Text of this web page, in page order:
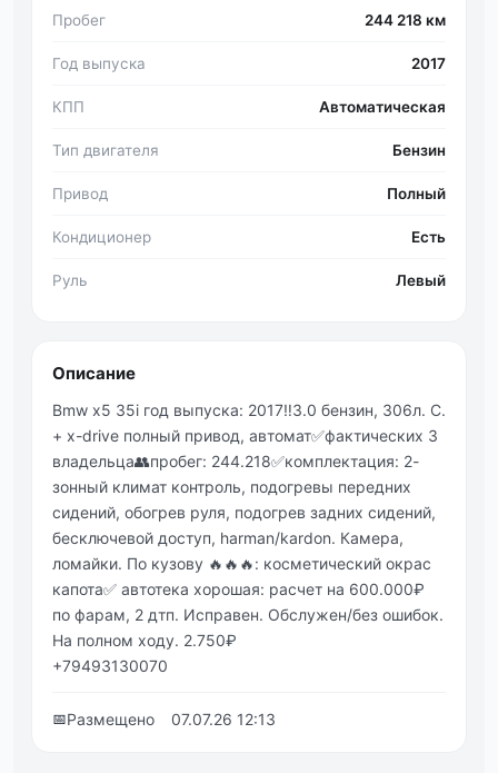
Пробег 244 218 км
Год выпуска 2017
КПП Автоматическая
Тип двигателя Бензин
Привод Полный
Кондиционер Есть
Руль Левый
Описание
Bmw x5 35i год выпуска: 2017‼️3.0 бензин, 306л. С.
+ x-drive полный привод, автомат✅фактических 3
владельца👥пробег: 244.218✅комплектация: 2-
зонный климат контроль, подогревы передних
сидений, обогрев руля, подогрев задних сидений,
бесключевой доступ, harman/kardon. Камера,
ломайки. По кузову 🔥🔥🔥: косметический окрас
капота✅ автотека хорошая: расчет на 600.000₽
по фарам, 2 дтп. Исправен. Обслужен/без ошибок.
На полном ходу. 2.750₽
+79493130070
📅Размещено 07.07.26 12:13